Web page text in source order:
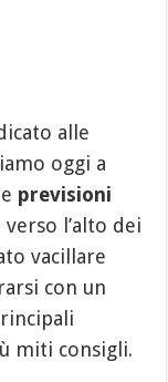
alle
oggi a
previsioni
l’alto dei
vacillare
con un
miti consigli.